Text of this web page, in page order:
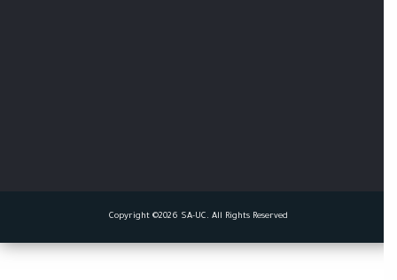
Copyright ©2026 SA-UC. All Rights Reserved